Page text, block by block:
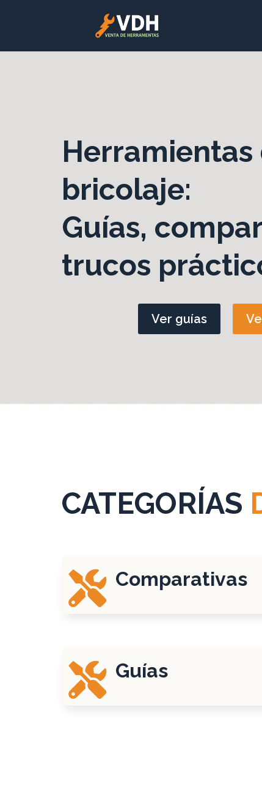
Herramientas
bricolaje:
Guías,
trucos
Ver guías
CATEGORÍAS
 Comparativas
 Guías